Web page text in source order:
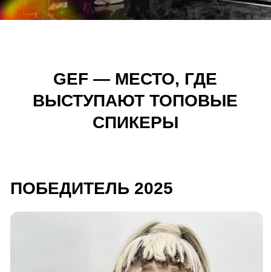
Она это сделала: прошла народное голосование,
собеседование, выдохнула — и будет выступать
на сцене GEF 2025 как полноправный спикер!